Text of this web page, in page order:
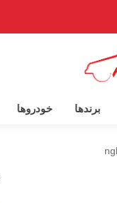
برندها خودروها